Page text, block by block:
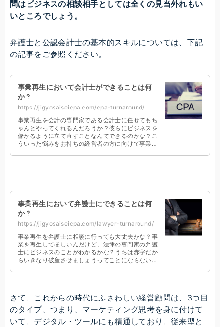
問はビジネスの相談相手としては全くの見当外れもい
いところでしょう。
弁護士と公認会計士の基本的スキルについては、下記
の記事をご参照ください。
事業再生において会計士ができることは何
か？
https://jigyosaiseicpa.com/cpa-turnaround/
事業再生を会計の専門家である会計士に任せてもち
ゃんとやってくれるんだろうか？彼らにビジネスを
儲かるように立て直すことなんてできるのかな？こ
ういった悩みをお持ちの経営者の方に向けて事業再
事業再生において弁護士にできることは何
か？
https://jigyosaiseicpa.com/lawyer-turnaround/
事業再生を弁護士に相談に行っても大丈夫かな？事
業を再生してほしいんだけど、法律の専門家の弁護
士にビジネスのことがわかるかな？うちは赤字だか
らいきなり破産させましょうってことにならないの
さて、これからの時代にふさわしい経営顧問は、3つ目
のタイプ、つまり、マーケティング思考を身に付けて
いて、デジタル・ツールにも精通しており、従来型と